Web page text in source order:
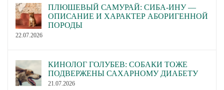
качествам собак по
вопросу № 4 Протокола
заседания от 21.05.2020.
вопроса.
О правилах допуска в
рабочий класс на
собак в рабочий класс на
выставках РКФ
ПЛЮШЕВЫЙ САМУРАЙ: СИБА-ИНУ —
ОПИСАНИЕ И ХАРАКТЕР АБОРИГЕННОЙ
ПОРОДЫ
22.07.2026
КИНОЛОГ ГОЛУБЕВ: СОБАКИ ТОЖЕ
ПОДВЕРЖЕНЫ САХАРНОМУ ДИАБЕТУ
21.07.2026